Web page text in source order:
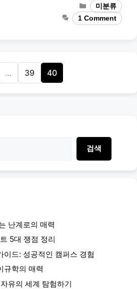
Categories
미분류
1 Comment
… Page
39 Page
40
검색
난계로의 매력
5대 쟁점 정리
이드: 성공적인 캠퍼스 경험
규학의 매력
유의 세계 탐험하기